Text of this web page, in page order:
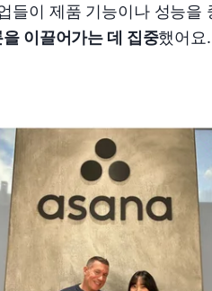
들이 제품 기능이나 성능을
을 이끌어가는 데 집중했어요.